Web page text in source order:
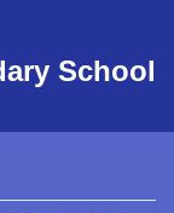
School